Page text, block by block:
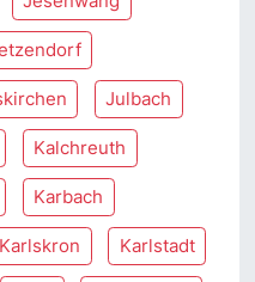
Julbach
Kalchreuth
Karbach
Karlskron Karlstadt